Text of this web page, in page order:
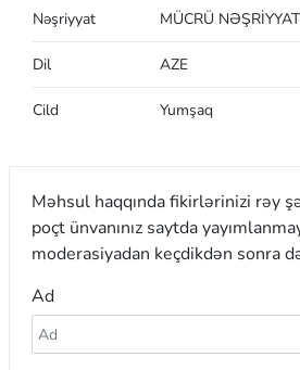
Nəşriyyat MÜCRÜ
Dil AZE
Cild Yumşaq
Məhsul haqqında fikirlərinizi rəy
poçt ünvanınız saytda
moderasiyadan keçdikdən sonra
Ad